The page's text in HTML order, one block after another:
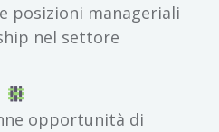
posizioni manageriali
nel settore
opportunità di